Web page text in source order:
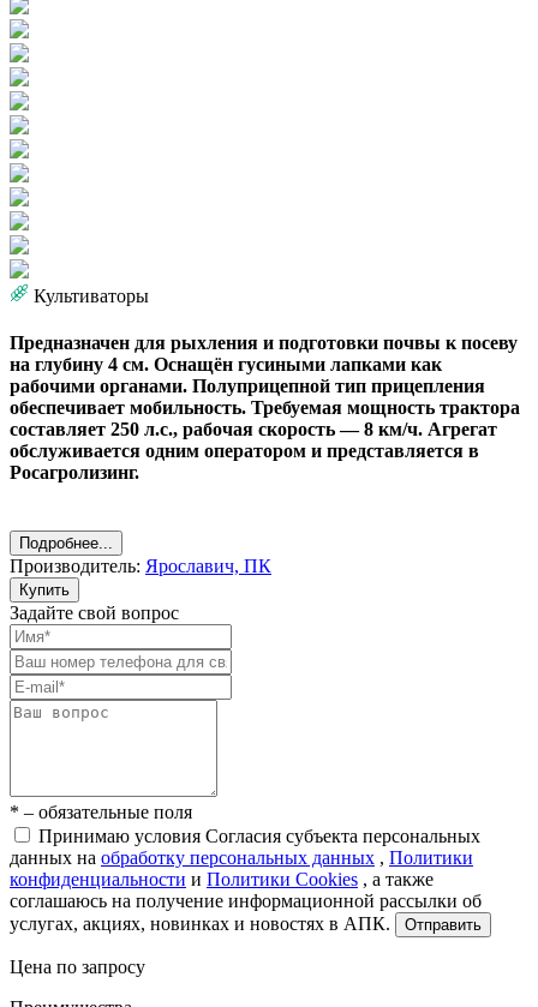
Культиваторы
Предназначен для рыхления и подготовки почвы к посеву
на глубину 4 см. Оснащён гусиными лапками как
рабочими органами. Полуприцепной тип прицепления
обеспечивает мобильность. Требуемая мощность трактора
составляет 250 л.с., рабочая скорость — 8 км/ч. Агрегат
обслуживается одним оператором и представляется в
Росагролизинг.
Подробнее...
Производитель: Ярославич, ПК
Купить
Задайте свой вопрос
* – обязательные поля
Принимаю условия Согласия субъекта персональных
данных на обработку персональных данных , Политики
конфиденциальности и Политики Cookies , а также
соглашаюсь на получение информационной рассылки об
услугах, акциях, новинках и новостях в АПК.
Отправить
Цена по запросу